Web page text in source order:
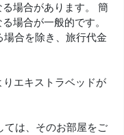
場合があります。 簡
場合が一般的です。
合を除き、旅行代金
エキストラベッドが
は、そのお部屋をご